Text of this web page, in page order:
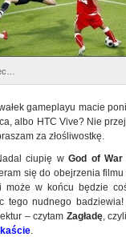
gameplayu macie
albo HTC Vive? Nie
za złośliwostkę.
ciupię wGod of War
się do obejrzenia filmu
może w końcu będzie
tego nudnego
– czytam Zagładę,
.